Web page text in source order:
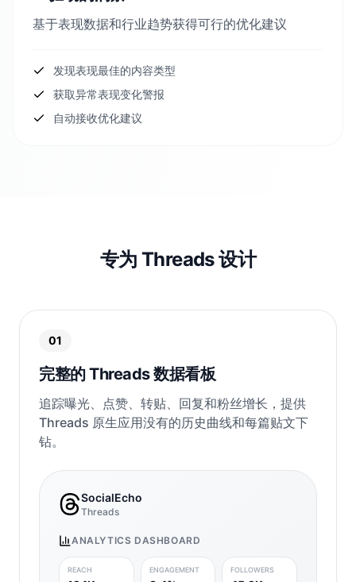
基于表现数据和行业趋势获得可行的优化建议
发现表现最佳的内容类型
获取异常表现变化警报
自动接收优化建议
专为 Threads 设计
01
完整的 Threads 数据看板
追踪曝光、点赞、转贴、回复和粉丝增长，提供
Threads 原生应用没有的历史曲线和每篇贴文下
钻。
SocialEcho
Threads
ANALYTICS DASHBOARD
REACH ENGAGEMENT FOLLOWERS